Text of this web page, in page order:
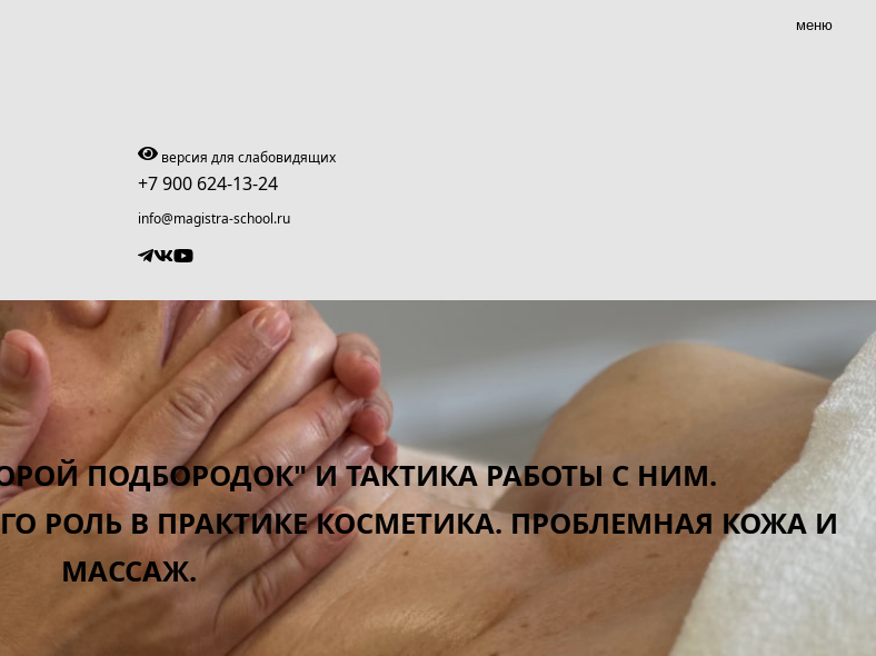
версия для слабовидящих
+7 900 624-13-24
info@magistra-school.ru
меню
ПОДБОРОДОК" И ТАКТИКА РАБОТЫ С НИМ.
РОЛЬ В ПРАКТИКЕ КОСМЕТИКА. ПРОБЛЕМНАЯ КОЖА И
МАССАЖ.